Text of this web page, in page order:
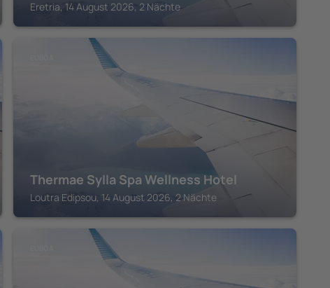
Eretria, 14 August 2026, 2 Nächte
Thermae Sylla Spa Wellness Hotel
Loutra Edipsou, 14 August 2026, 2 Nächte